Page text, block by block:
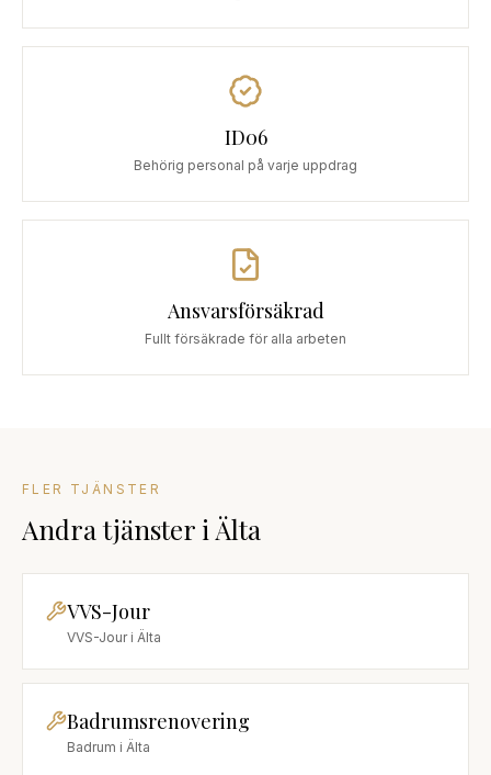
ID06
Behörig personal på varje uppdrag
Ansvarsförsäkrad
Fullt försäkrade för alla arbeten
FLER TJÄNSTER
Andra tjänster i Älta
VVS-Jour
VVS-Jour i Älta
Badrumsrenovering
Badrum i Älta